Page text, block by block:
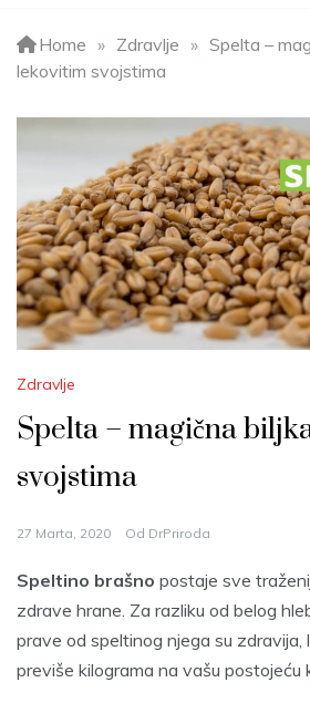
Home » Zdravlje » Spelta –
lekovitim svojstima
Zdravlje
Spelta – magična
svojstima
27 Marta, 2020 Od DrPriroda
Speltino brašno postaje sve
zdrave hrane. Za razliku od belog
prave od speltinog njega su zdravija,
previše kilograma na vašu postojeću